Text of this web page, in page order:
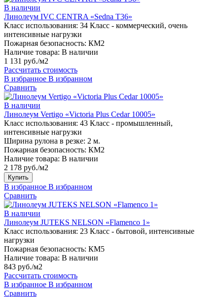
В наличии
Линолеум IVC CENTRA «Sedna T36»
Класс использования: 34 Класс - коммерческий, очень
интенсивные нагрузки
Пожарная безопасность: КМ2
Наличие товара: В наличии
1 131 руб./м2
Рассчитать стоимость
В избранное В избранном
Сравнить
В наличии
Линолеум Vertigo «Victoria Plus Cedar 10005»
Класс использования: 43 Класс - промышленный,
интенсивные нагрузки
Ширина рулона в резке: 2 м.
Пожарная безопасность: КМ2
Наличие товара: В наличии
2 178 руб./м2
Купить
В избранное В избранном
Сравнить
В наличии
Линолеум JUTEKS NELSON «Flamenco 1»
Класс использования: 23 Класс - бытовой, интенсивные
нагрузки
Пожарная безопасность: КМ5
Наличие товара: В наличии
843 руб./м2
Рассчитать стоимость
В избранное В избранном
Сравнить